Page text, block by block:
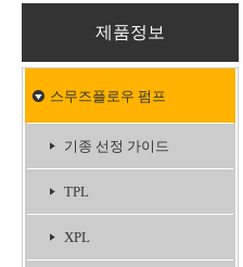
제품정보
스무즈플로우 펌프
기종 선정 가이드
TPL
XPL